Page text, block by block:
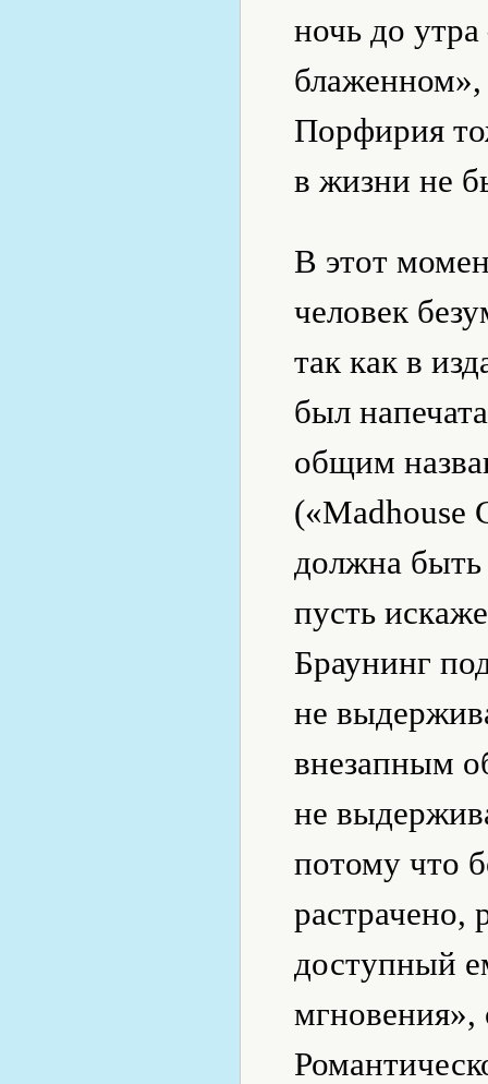
ночь до
Порфирия
в жизни не
В этот
человек
так как в
был
общим
(«Madhouse
должна быть
пусть
Браунинг
не
внезапным
не
потому что
растрачено,
доступный
мгновения»,